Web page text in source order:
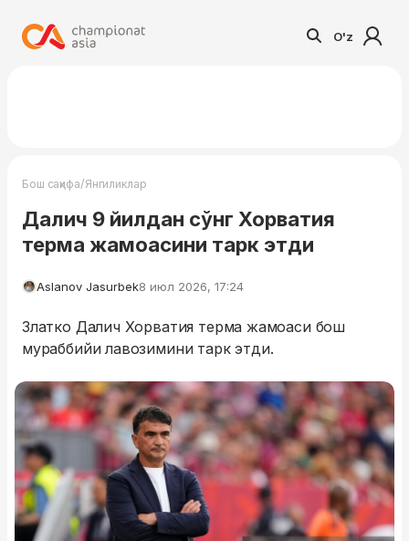
O'z
Бош саҳифа/Янгиликлар
Далич 9 йилдан сўнг Хорватия
терма жамоасини тарк этди
Aslanov Jasurbek8 июл 2026, 17:24
Златко Далич Хорватия терма жамоаси бош
мураббийи лавозимини тарк этди.